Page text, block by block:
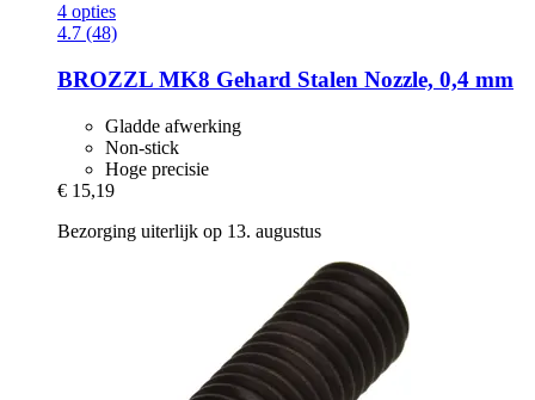
4 opties
4.7 (48)
BROZZL MK8 Gehard Stalen Nozzle, 0,4 mm
Gladde afwerking
Non-stick
Hoge precisie
€ 15,19
Bezorging uiterlijk op 13. augustus